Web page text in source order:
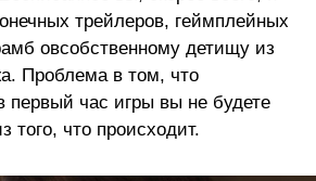
трейлеров, геймплейных
овсобственному детищу из
Проблема в том, что
первый час игры вы не будете
того, что происходит.